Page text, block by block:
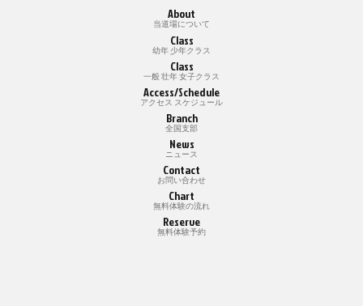
About
当道場について
Class
幼年 少年クラス
Class
一般 壮年 女子クラス
Access/Schedule
アクセス スケジュール
Branch
全国支部
News
ニュース
Contact
お問い合わせ
Chart
無料体験の流れ
Reserve
無料体験予約